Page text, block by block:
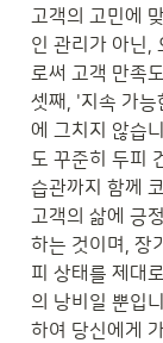
고객의 고민에
인 관리가 아닌,
로써 고객 만족
셋째, '지속 가능
에 그치지 않습
도 꾸준히 두피
습관까지 함께
고객의 삶에 긍
하는 것이며, 장
피 상태를 제대
의 낭비일 뿐입
하여 당신에게